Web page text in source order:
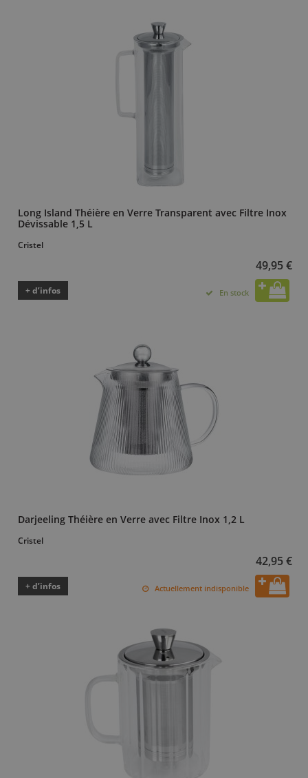
Long Island Théière en Verre Transparent avec Filtre Inox
Dévissable 1,5 L
Cristel
49,95 €
+ d’infos En stock
Darjeeling Théière en Verre avec Filtre Inox 1,2 L
Cristel
42,95 €
+ d’infos Actuellement indisponible